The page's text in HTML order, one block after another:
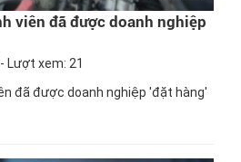
viên đã được doanh nghiệp
Lượt xem: 21
đã được doanh nghiệp 'đặt hàng'